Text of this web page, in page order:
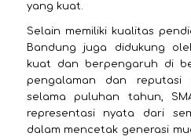
yang kuat.
Selain memiliki kualitas
Bandung juga didukung
kuat dan berpengaruh di
pengalaman dan
selama puluhan tahun,
representasi nyata dari
dalam mencetak generasi